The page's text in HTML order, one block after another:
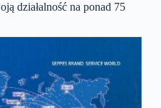
działalność na ponad 75